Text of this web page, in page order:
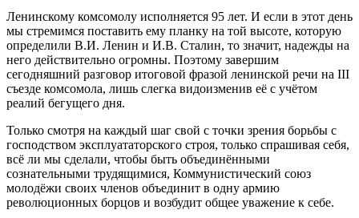
Ленинскому комсомолу исполняется 95 лет. И если в этот день
мы стремимся поставить ему планку на той высоте, которую
определили В.И. Ленин и И.В. Сталин, то значит, надежды на
него действительно огромны. Поэтому завершим
сегодняшний разговор итоговой фразой ленинской речи на III
съезде комсомола, лишь слегка видоизменив её с учётом
реалий бегущего дня.
Только смотря на каждый шаг свой с точки зрения борьбы с
господством эксплуататорского строя, только спрашивая себя,
всё ли мы сделали, чтобы быть объединёнными
сознательными трудящимися, Коммунистический союз
молодёжи своих членов объединит в одну армию
революционных борцов и возбудит общее уважение к себе.